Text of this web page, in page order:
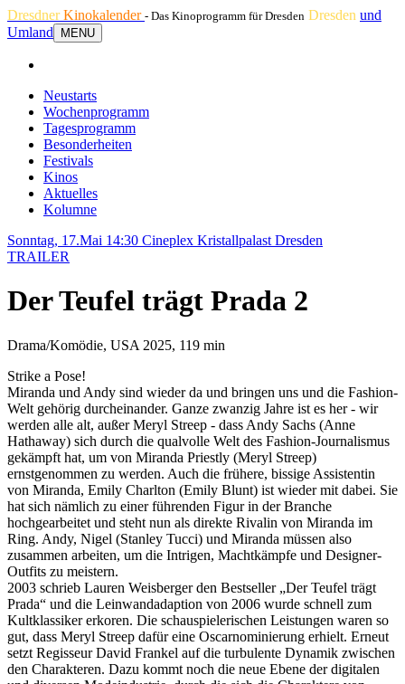
DresdnerKinokalender - Das Kinoprogramm für Dresden Dresden und
Umland
MENU
Neustarts
Wochenprogramm
Tagesprogramm
Besonderheiten
Festivals
Kinos
Aktuelles
Kolumne
Sonntag, 17.Mai 14:30 Cineplex Kristallpalast Dresden
TRAILER
Der Teufel trägt Prada 2
Drama/Komödie, USA 2025, 119 min
Strike a Pose!
Miranda und Andy sind wieder da und bringen uns und die Fashion-
Welt gehörig durcheinander. Ganze zwanzig Jahre ist es her - wir
werden alle alt, außer Meryl Streep - dass Andy Sachs (Anne
Hathaway) sich durch die qualvolle Welt des Fashion-Journalismus
gekämpft hat, um von Miranda Priestly (Meryl Streep)
ernstgenommen zu werden. Auch die frühere, bissige Assistentin
von Miranda, Emily Charlton (Emily Blunt) ist wieder mit dabei. Sie
hat sich nämlich zu einer führenden Figur in der Branche
hochgearbeitet und steht nun als direkte Rivalin von Miranda im
Ring. Andy, Nigel (Stanley Tucci) und Miranda müssen also
zusammen arbeiten, um die Intrigen, Machtkämpfe und Designer-
Outfits zu meistern.
2003 schrieb Lauren Weisberger den Bestseller „Der Teufel trägt
Prada“ und die Leinwandadaption von 2006 wurde schnell zum
Kultklassiker erkoren. Die schauspielerischen Leistungen waren so
gut, dass Meryl Streep dafür eine Oscarnominierung erhielt. Erneut
setzt Regisseur David Frankel auf die turbulente Dynamik zwischen
den Charakteren. Dazu kommt noch die neue Ebene der digitalen